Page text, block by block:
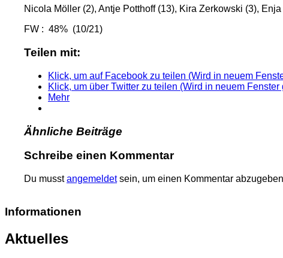
Nicola Möller (2), Antje Potthoff (13), Kira Zerkowski (3),
FW : 48% (10/21)
Teilen mit:
Klick, um auf Facebook zu teilen (Wird in neuem
Klick, um über Twitter zu teilen (Wird in neuem Fenster
Mehr
Ähnliche Beiträge
Schreibe einen Kommentar
Du musstangemeldetsein, um einen Kommentar
Informationen
Aktuelles